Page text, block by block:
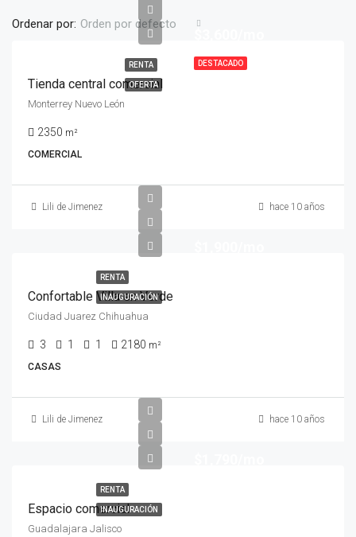
Ordenar por: Orden por defecto
DESTACADO
RENTA
OFERTA
Tienda central comercial
Monterrey Nuevo León
2350 m²
COMERCIAL
Lili de Jimenez hace 10 años
RENTA
INAUGURACIÓN
Confortable Villa en Verde
Ciudad Juarez Chihuahua
3 1 1 2180 m²
CASAS
Lili de Jimenez hace 10 años
RENTA
INAUGURACIÓN
Espacio comercial
Guadalajara Jalisco